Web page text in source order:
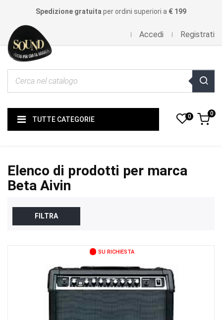
Spedizione gratuita per ordini superiori a € 199
Accedi Registrati
TUTTE CATEGORIE 0 0
Elenco di prodotti per marca
Beta Aivin
FILTRA
SU RICHIESTA